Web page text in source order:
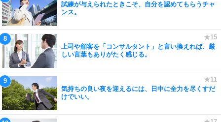
試練が与えられたときこそ、自分を認めてもらうチャ
ンス。
上司や顧客を「コンサルタント」と言い換えれば、厳
しい言葉もありがたく感じる。
気持ちの良い夜を迎えるには、日中に全力を尽くすだ
けでいい。